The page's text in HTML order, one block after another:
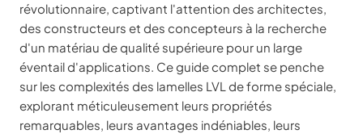
révolutionnaire, captivant l'attention des architectes,
des constructeurs et des concepteurs à la recherche
d'un matériau de qualité supérieure pour un large
éventail d'applications. Ce guide complet se penche
sur les complexités des lamelles LVL de forme spéciale,
explorant méticuleusement leurs propriétés
remarquables, leurs avantages indéniables, leurs